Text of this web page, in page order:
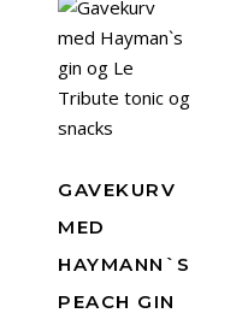
GAVEKURV
MED
HAYMANN`S
PEACH GIN